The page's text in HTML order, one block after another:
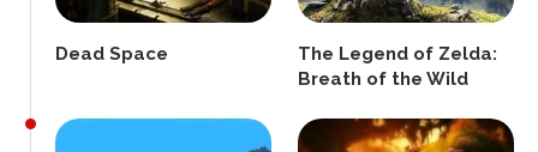
Dead Space
The Legend of Zelda:
Breath of the Wild